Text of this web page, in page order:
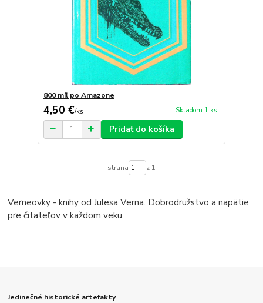
800 míľ po Amazone
4,50 €/ks Skladom 1 ks
Pridať do košíka
strana z 1
Verneovky - knihy od Julesa Verna. Dobrodružstvo a napätie
pre čitateľov v každom veku.
Jedinečné historické artefakty